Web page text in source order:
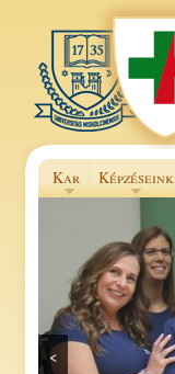
Kar Képzéseink
<